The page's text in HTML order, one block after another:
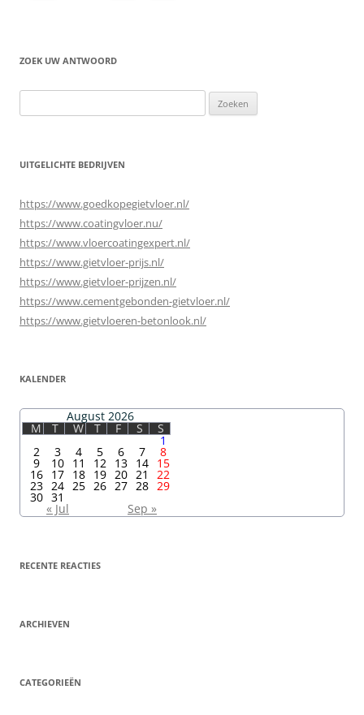
ZOEK UW ANTWOORD
naar:
UITGELICHTE BEDRIJVEN
https://www.goedkopegietvloer.nl/
https://www.coatingvloer.nu/
https://www.vloercoatingexpert.nl/
https://www.gietvloer-prijs.nl/
https://www.gietvloer-prijzen.nl/
https://www.cementgebonden-gietvloer.nl/
https://www.gietvloeren-betonlook.nl/
KALENDER
August 2026
M T W T F S S
« Jul Sep »
1
2 3 4 5 6 7 8
9 10 11 12 13 14 15
16 17 18 19 20 21 22
23 24 25 26 27 28 29
30 31
RECENTE REACTIES
ARCHIEVEN
CATEGORIEËN